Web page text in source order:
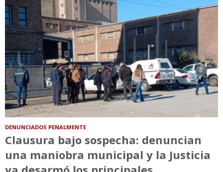
DENUNCIADOS PENALMENTE
Clausura bajo sospecha: denuncian
una maniobra municipal y la Justicia